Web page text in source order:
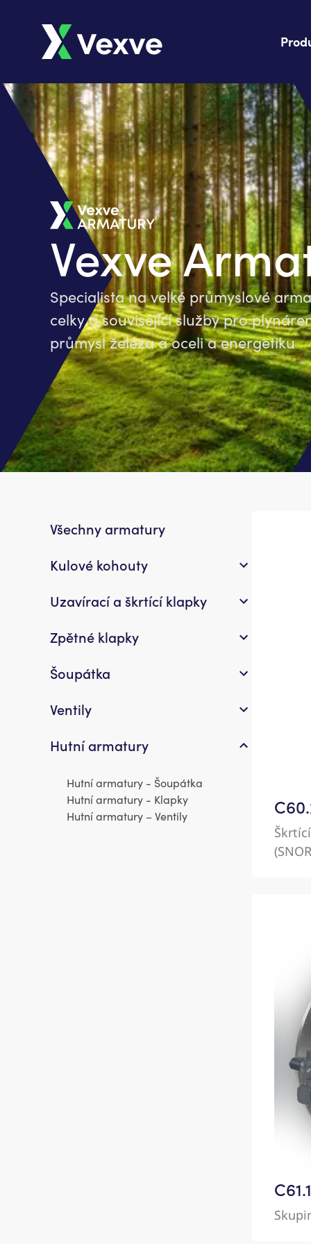
Vexve
Specialista na velké průmyslové
celky a související služby pro
průmysl železa a oceli a energetiku
Všechny armatury
Kulové kohouty
Uzavírací a škrtící klapky
Zpětné klapky
Šoupátka
Ventily
Hutní armatury
Hutní armatury - Šoupátka
Hutní armatury - Klapky
Hutní armatury – Ventily